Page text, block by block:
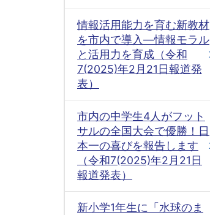
情報活用能力を育む新教材
を市内で導入―情報モラル
と活用力を育成（令和
7(2025)年2月21日報道発
表）
市内の中学生4人がフット
サルの全国大会で優勝！日
本一の喜びを報告します
（令和7(2025)年2月21日
報道発表）
新小学1年生に「水球のま